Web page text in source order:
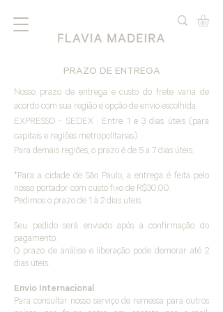
PRAZO DE ENTREGA
Nosso prazo de entrega e custo do frete varia de
acordo com sua região e opção de envio escolhida.
EXPRESSO - SEDEX : Entre 1 e 3 dias úteis (para
capitais e regiões metropolitanas).
Para demais regiões, o prazo é de 5 a 7 dias úteis.
*Para a cidade de São Paulo, a entrega é feita pelo
nosso portador com custo fixo de R$30,00.
Pedimos o prazo de 1 à 2 dias uteis.
Seu pedido será enviado após a confirmação do
pagamento.
O prazo de análise e liberação pode demorar até 2
dias úteis.
Envio Internacional
Para consultar nosso serviço de remessa para outros